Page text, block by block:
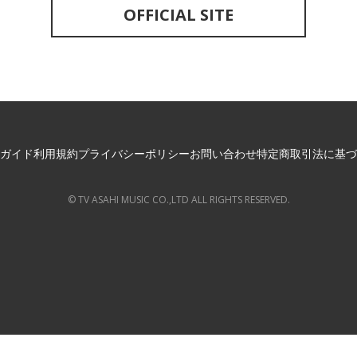
OFFICIAL SITE
イド利用規約プライバシーポリシーお問い合わせ特定商取引法に基
© TV ASAHI MUSIC CO.,LTD ALL RIGHTS RESERVED.